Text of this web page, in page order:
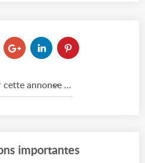
Marquer cette annonce comme...
importantes